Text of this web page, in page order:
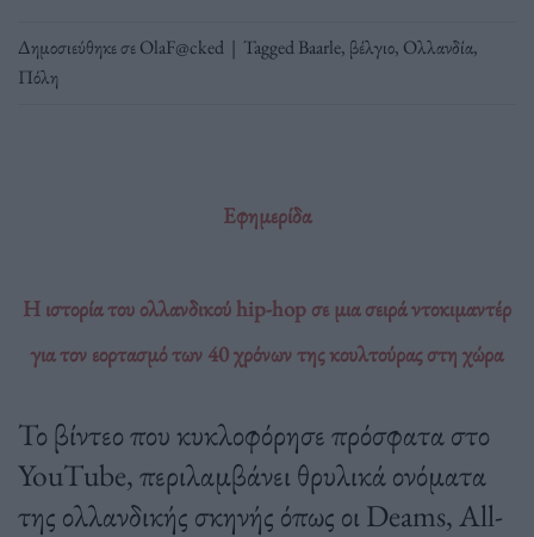
Δημοσιεύθηκε σεOlaF@cked | TaggedBaarle, βέλγιο, Ολλανδία,
Πόλη
Εφημερίδα
Η ιστορία του ολλανδικού hip-hop σε μια σειρά ντοκιμαντέρ
για τον εορτασμό των 40 χρόνων της κουλτούρας στη χώρα
Το βίντεο που κυκλοφόρησε πρόσφατα στο
YouTube, περιλαμβάνει θρυλικά ονόματα
της ολλανδικής σκηνής όπως οι Deams, All-